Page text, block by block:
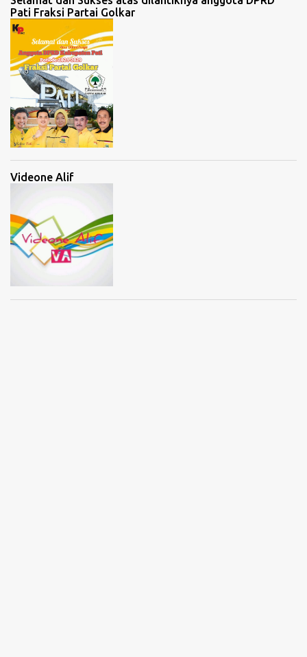
Pati Fraksi Partai Golkar
Videone Alif